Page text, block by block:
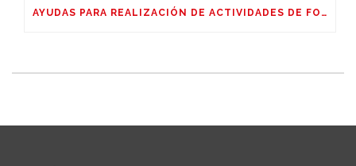
AYUDAS PARA REALIZACIÓN DE ACTIVIDADES DE FORMACIÓN, INFORMACIÓN Y DIVULGACIÓN